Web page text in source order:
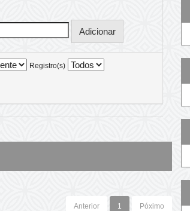
Registro(s)
Anterior 1 Póximo